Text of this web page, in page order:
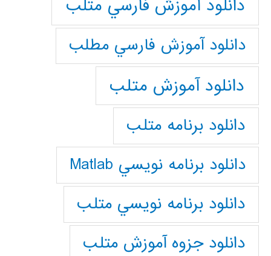
دانلود آموزش فارسي متلب
دانلود آموزش فارسي مطلب
دانلود آموزش متلب
دانلود برنامه متلب
دانلود برنامه نويسي Matlab
دانلود برنامه نويسي متلب
دانلود جزوه آموزش متلب